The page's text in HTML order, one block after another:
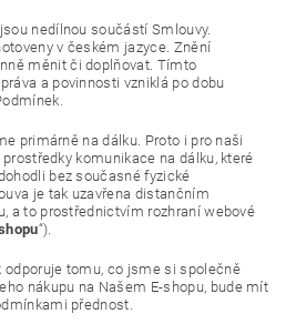
nedílnou součástí Smlouvy.
v českém jazyce. Znění
měnit či doplňovat. Tímto
a povinnosti vzniklá po dobu
primárně na dálku. Proto i pro naši
komunikace na dálku, které
bez současné fyzické
je tak uzavřena distančním
a to prostřednictvím rozhraní webové
“).
odporuje tomu, co jsme si společně
nákupu na Našem E-shopu, bude mít
přednost.